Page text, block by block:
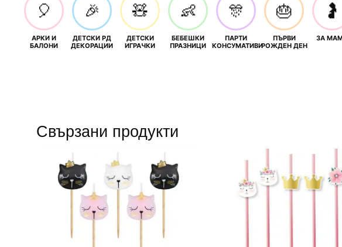
🎈
АРКИ И
БАЛОНИ
🎉
ДЕТСКИ РД
ДЕКОРАЦИИ
🧸
ДЕТСКИ
ИГРАЧКИ
👶
БЕБЕШКИ
ПРАЗНИЦИ
🎊
ПАРТИ
КОНСУМАТИВИ
🎂
ПЪРВИ
РОЖДЕН ДЕН
🤰
ЗА
Свързани продукти